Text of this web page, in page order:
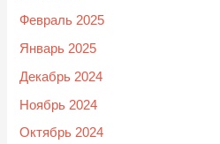
Февраль 2025
Январь 2025
Декабрь 2024
Ноябрь 2024
Октябрь 2024